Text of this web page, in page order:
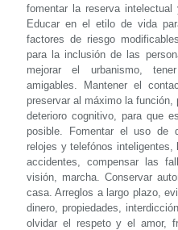
fomentar la reserva intelectual
Educar en el etilo de vida
factores de riesgo
para la inclusión de las
mejorar el urbanismo,
amigables. Mantener el
preservar al máximo la
deterioro cognitivo, para que
posible. Fomentar el uso de
relojes y telefónos
accidentes, compensar las
visión, marcha. Conservar
casa. Arreglos a largo plazo,
dinero, propiedades,
olvidar el respeto y el amor,